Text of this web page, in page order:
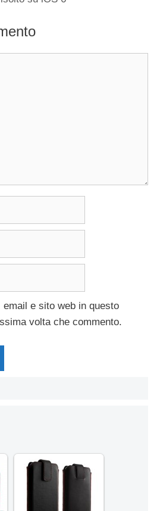
e sito web in questo
volta che commento.